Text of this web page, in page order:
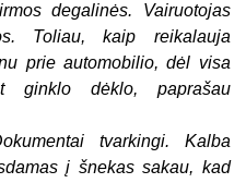
degalinės. Vairuotojas
Toliau, kaip reikalauja
prie automobilio, dėl visa
ginklo dėklo, paprašau
tvarkingi. Kalba
į šnekas sakau, kad